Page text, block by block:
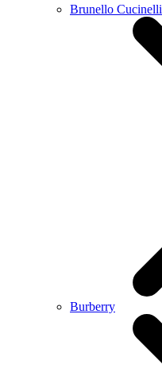
Brunello Cucinelli
Burberry